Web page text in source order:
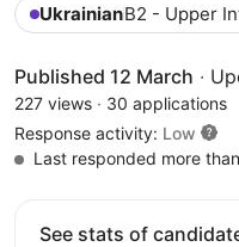
UkrainianB2 - Upper
Published 12 March ·
227 views · 30 applications
Response activity: Low
Last responded more
See stats of